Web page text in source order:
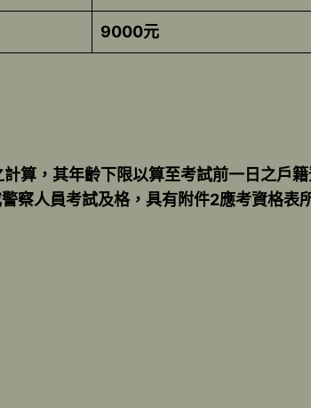
9000元
算，其年齡下限以算至考試前一日之戶
察人員考試及格，具有附件2應考資格表